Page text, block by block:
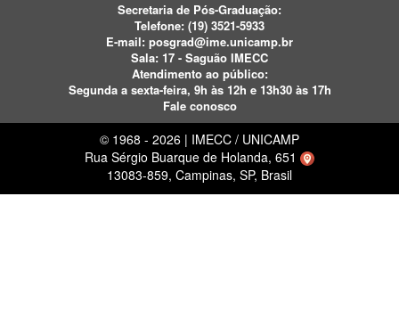
Secretaria de Pós-Graduação:
Telefone: (19) 3521-5933
E-mail: posgrad@ime.unicamp.br
Sala: 17 - Saguão IMECC
Atendimento ao público:
Segunda a sexta-feira, 9h às 12h e 13h30 às 17h
Fale conosco
© 1968 - 2026 | IMECC / UNICAMP
Rua Sérgio Buarque de Holanda, 651
13083-859, Campinas, SP, Brasil